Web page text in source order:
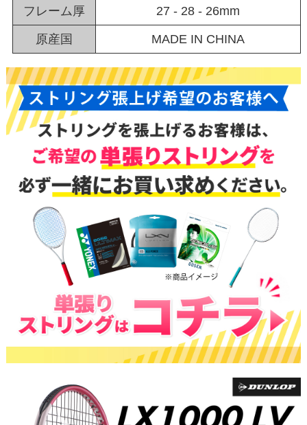
フレーム厚 27 - 28 - 26mm
原産国 MADE IN CHINA